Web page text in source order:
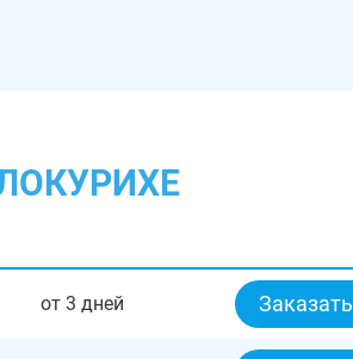
от 3 дней Заказать